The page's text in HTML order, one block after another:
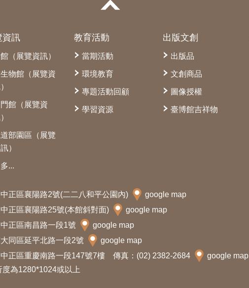
資訊
（展覽資訊）
物館（展覽資
館（展覽資
部園區（展覽
）
...
教育活動
當期活動
環境教育
專題活動回顧
學習資源
出版文創
出版品
文創商品
圖像授權
臺博館吉祥物
正區襄陽路2號(二二八和平公園內)
google map
正區襄陽路25號(本館斜對面)
google map
正區南昌路一段1號
google map
同區延平北路一段2號
google map
正區重慶南路一段147號7樓 傳真：(02) 2382-2684
google map
為1280*1024或以上